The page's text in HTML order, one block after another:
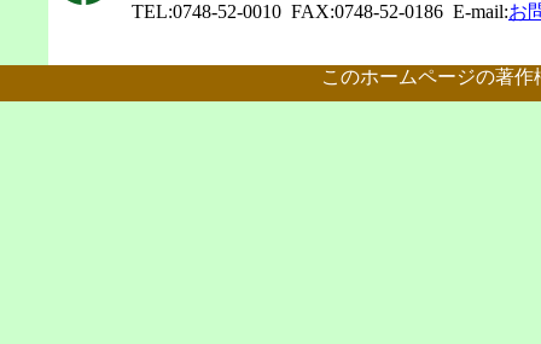
TEL:0748-52-0010 FAX:0748-52-0186 E-mail:お
このホームページの著